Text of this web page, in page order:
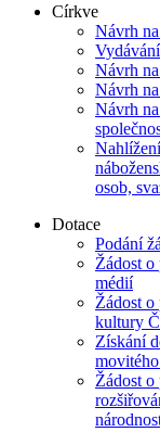
Církve
Návrh
Návrh
Návrh
Návrh
osob,
Dotace
Podání
Žádost o
médií
Žádost
kultury
Získání
Žádost